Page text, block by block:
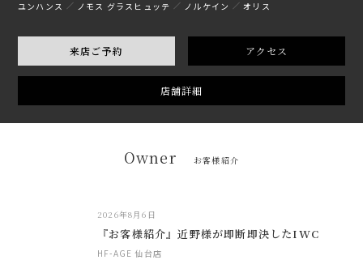
ユンハンス ノモス グラスヒュッテ ノルケイン オリス
来店ご予約 アクセス
店舗詳細
Owner お客様紹介
2026年8月6日
『お客様紹介』近野様が即断即決したIWC
HF-AGE 仙台店